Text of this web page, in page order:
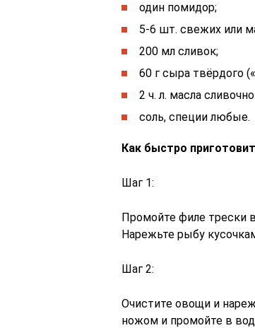
один помидор;
5-6 шт. свежих или
200 мл сливок;
60 г сыра твёрдого
2 ч. л. масла
соль, специи любые.
Как быстро
Шаг 1:
Промойте филе трески
Нарежьте рыбу
Шаг 2:
Очистите овощи и
ножом и промойте в